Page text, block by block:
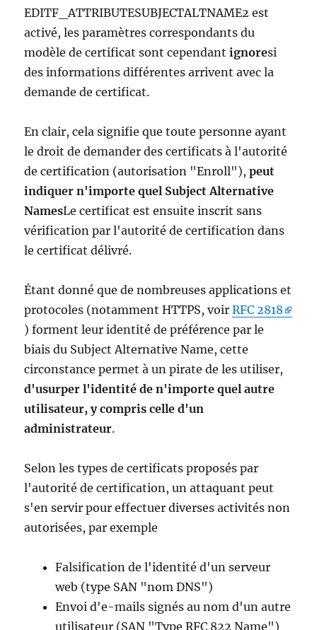
EDITF_ATTRIBUTESUBJECTALTNAME2 est
activé, les paramètres correspondants du
modèle de certificat sont cependantignoresi
des informations différentes arrivent avec la
demande de certificat.
En clair, cela signifie que toute personne ayant
le droit de demander des certificats à l'autorité
de certification (autorisation "Enroll"),peut
indiquer n'importe quel Subject Alternative
NamesLe certificat est ensuite inscrit sans
vérification par l'autorité de certification dans
le certificat délivré.
Étant donné que de nombreuses applications et
protocoles (notamment HTTPS, voirRFC 2818
) forment leur identité de préférence par le
biais du Subject Alternative Name, cette
circonstance permet à un pirate de les utiliser,
d'usurper l'identité de n'importe quel autre
utilisateur, y compris celle d'un
administrateur.
Selon les types de certificats proposés par
l'autorité de certification, un attaquant peut
s'en servir pour effectuer diverses activités non
autorisées, par exemple
Falsification de l'identité d'un serveur
web (type SAN "nom DNS")
Envoi d'e-mails signés au nom d'un autre
utilisateur (SAN "Type RFC 822 Name")